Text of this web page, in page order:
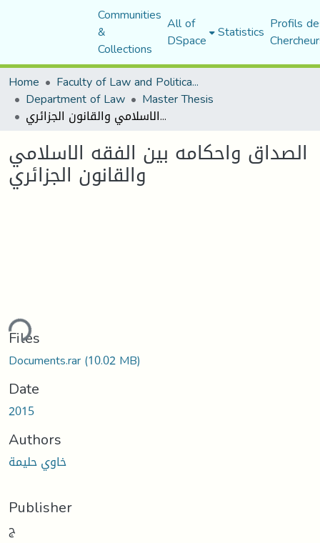
Communities
&
Collections
All of
DSpace Statistics Profils
Home
Faculty of Law and Political Science
Department of Law Master Thesis
الصداق واحكامه بين الفقه الاسلامي والقانون الجزائري
الصداق واحكامه بين الفقه الاسلامي
والقانون الجزائري
Files
Documents.rar(10.02 MB)
Date
2015
Authors
خاوي حليمة
Publisher
ج